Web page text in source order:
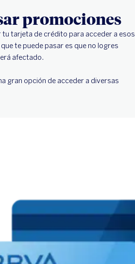
promociones
tarjeta de crédito para acceder a esos
te puede pasar es que no logres
afectado.
gran opción de acceder a diversas